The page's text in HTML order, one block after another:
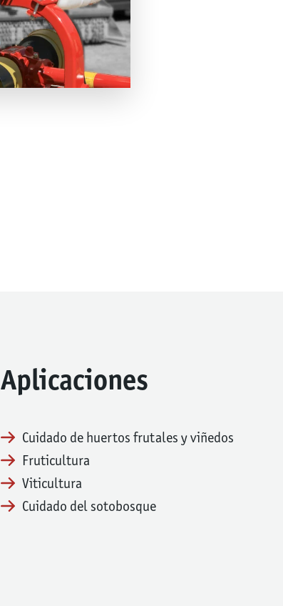
Aplicaciones
Cuidado de huertos frutales y viñedos
Fruticultura
Viticultura
Cuidado del sotobosque